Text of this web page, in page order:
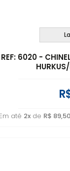
REF: 6020 -
até 2x de R$ 89,50